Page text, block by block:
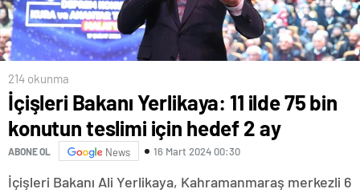
214 okunma
İçişleri Bakanı Yerlikaya: 11 ilde 75 bin
konutun teslimi için hedef 2 ay
ABONE OL News 16 Mart 2024 00:30
İçişleri Bakanı Ali Yerlikaya, Kahramanmaraş merkezli 6